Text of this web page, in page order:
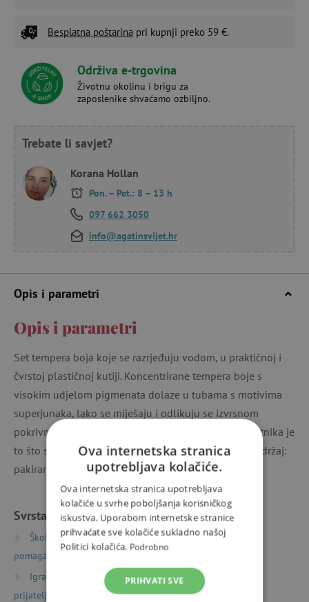
Besplatna poštarina pri kupnji preko 59 €.
Održiva e-trgovina
Životnu okolinu i brigu za
zaposlenike shvaćamo ozbiljno.
Trebate li savjet?
Korana Hollan
Pon. – Pet.: 8 – 13 h
097 662 3050
info@agatinsvijet.hr
Opis i parametri
Opis i parametri
Set tempera boja koje se razrjeđuju vodom, u praktičnoj i
čvrstoj plastičnoj kutiji. Koncentrirane tempera boje s
visokim udjelom pigmenata dolaze u tubama s motivima
superjunaka, lako se miješaju i odlikuju se izvrsnom
pokrivnošću. Velika prednost za roditelje malih umjetnika je
to što se lako ispiru iz većine uobičajenih tkanina. Sadržaj:
pakiranje sadrži 12 tubica po 12 ml.
Svrstano u kategorije
Školske torbe i ruksaci
Školski pribor i nastavna
pomagala
Igračke prema vrsti
Sitni pokloni
prijatelje
Ova internetska stranica
upotrebljava kolačiće.
Ova internetska stranica upotrebljava
kolačiće u svrhe poboljšanja korisničkog
iskustva. Uporabom internetske stranice
prihvaćate sve kolačiće sukladno našoj
Politici kolačića. Podrobno
PRIHVATI SVE